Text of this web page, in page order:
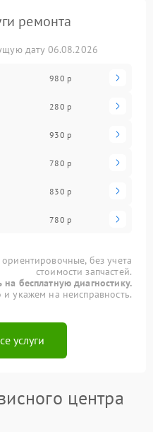
ремонта
дату 06.08.2026
980 р
280 р
930 р
780 р
830 р
780 р
без учета
стоимости запчастей.
на бесплатную диагностику.
укажем на неисправность.
услуги
центра